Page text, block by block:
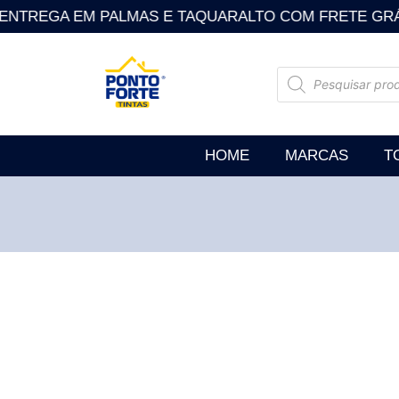
EM PALMAS E TAQUARALTO COM FRETE
HOME MARCAS